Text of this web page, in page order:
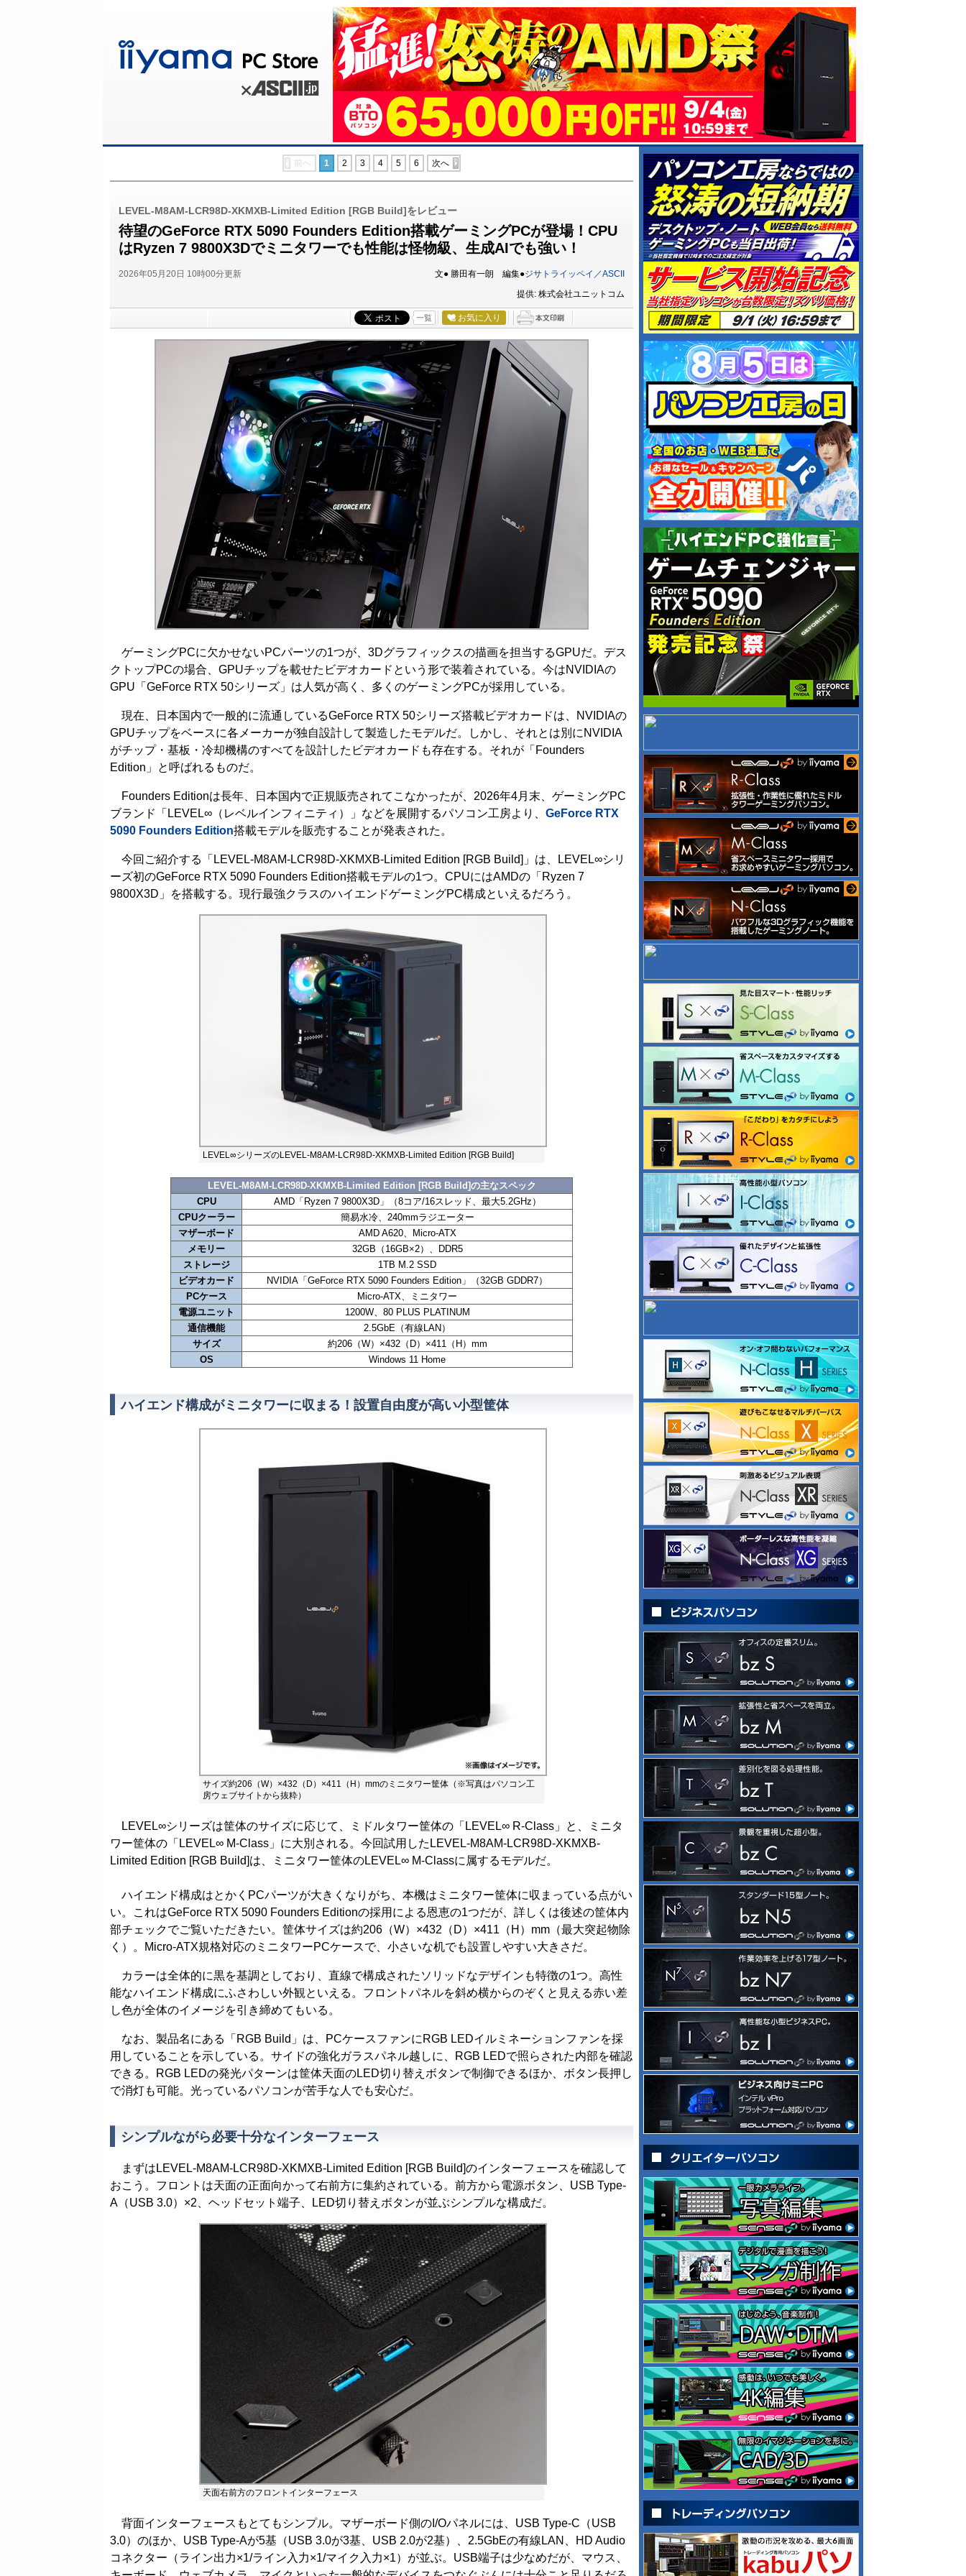
前へ 1 2 3 4 5 6 次へ
LEVEL-M8AM-LCR98D-XKMXB-Limited Edition [RGB Build]をレビュー
待望のGeForce RTX 5090 Founders Edition搭載ゲーミングPCが登場！CPU
はRyzen 7 9800X3Dでミニタワーでも性能は怪物級、生成AIでも強い！
2026年05月20日 10時00分更新 文● 勝田有一朗 編集●ジサトライッペイ／ASCII
提供: 株式会社ユニットコム
一覧 お気に入り
ゲーミングPCに欠かせないPCパーツの1つが、3Dグラフィックスの描画を担当するGPUだ。デス
クトップPCの場合、GPUチップを載せたビデオカードという形で装着されている。今はNVIDIAの
GPU「GeForce RTX 50シリーズ」は人気が高く、多くのゲーミングPCが採用している。
現在、日本国内で一般的に流通しているGeForce RTX 50シリーズ搭載ビデオカードは、NVIDIAの
GPUチップをベースに各メーカーが独自設計して製造したモデルだ。しかし、それとは別にNVIDIA
がチップ・基板・冷却機構のすべてを設計したビデオカードも存在する。それが「Founders
Edition」と呼ばれるものだ。
Founders Editionは長年、日本国内で正規販売されてこなかったが、2026年4月末、ゲーミングPC
ブランド「LEVEL∞（レベルインフィニティ）」などを展開するパソコン工房より、 GeForce RTX
5090 Founders Edition搭載モデルを販売することが発表された。
今回ご紹介する「LEVEL-M8AM-LCR98D-XKMXB-Limited Edition [RGB Build]」は、LEVEL∞シリ
ーズ初のGeForce RTX 5090 Founders Edition搭載モデルの1つ。CPUにはAMDの「Ryzen 7
9800X3D」を搭載する。現行最強クラスのハイエンドゲーミングPC構成といえるだろう。
LEVEL∞シリーズのLEVEL-M8AM-LCR98D-XKMXB-Limited Edition [RGB Build]
LEVEL-M8AM-LCR98D-XKMXB-Limited Edition [RGB Build]の主なスペック
CPU
AMD「Ryzen 7 9800X3D」（8コア/16スレッド、最大5.2GHz）
CPUクーラー
簡易水冷、240mmラジエーター
マザーボード
AMD A620、Micro-ATX
メモリー
32GB（16GB×2）、DDR5
ストレージ
1TB M.2 SSD
ビデオカード
NVIDIA「GeForce RTX 5090 Founders Edition」（32GB GDDR7）
PCケース
Micro-ATX、ミニタワー
電源ユニット
1200W、80 PLUS PLATINUM
通信機能
2.5GbE（有線LAN）
サイズ
約206（W）×432（D）×411（H）mm
OS
Windows 11 Home
ハイエンド構成がミニタワーに収まる！設置自由度が高い小型筐体
サイズ約206（W）×432（D）×411（H）mmのミニタワー筐体（※写真はパソコン工
房ウェブサイトから抜粋）
LEVEL∞シリーズは筐体のサイズに応じて、ミドルタワー筐体の「LEVEL∞ R-Class」と、ミニタ
ワー筐体の「LEVEL∞ M-Class」に大別される。今回試用したLEVEL-M8AM-LCR98D-XKMXB-
Limited Edition [RGB Build]は、ミニタワー筐体のLEVEL∞ M-Classに属するモデルだ。
ハイエンド構成はとかくPCパーツが大きくなりがち、本機はミニタワー筐体に収まっている点がい
い。これはGeForce RTX 5090 Founders Editionの採用による恩恵の1つだが、詳しくは後述の筐体内
部チェックでご覧いただきたい。筐体サイズは約206（W）×432（D）×411（H）mm（最大突起物除
く）。Micro-ATX規格対応のミニタワーPCケースで、小さいな机でも設置しやすい大きさだ。
カラーは全体的に黒を基調としており、直線で構成されたソリッドなデザインも特徴の1つ。高性
能なハイエンド構成にふさわしい外観といえる。フロントパネルを斜め横からのぞくと見える赤い差
し色が全体のイメージを引き締めてもいる。
なお、製品名にある「RGB Build」は、PCケースファンにRGB LEDイルミネーションファンを採
用していることを示している。サイドの強化ガラスパネル越しに、RGB LEDで照らされた内部を確認
できる。RGB LEDの発光パターンは筐体天面のLED切り替えボタンで制御できるほか、ボタン長押し
で消灯も可能。光っているパソコンが苦手な人でも安心だ。
シンプルながら必要十分なインターフェース
まずはLEVEL-M8AM-LCR98D-XKMXB-Limited Edition [RGB Build]のインターフェースを確認して
おこう。フロントは天面の正面向かって右前方に集約されている。前方から電源ボタン、USB Type-
A（USB 3.0）×2、ヘッドセット端子、LED切り替えボタンが並ぶシンプルな構成だ。
天面右前方のフロントインターフェース
背面インターフェースもとてもシンプル。マザーボード側のI/Oパネルには、USB Type-C（USB
3.0）のほか、USB Type-Aが5基（USB 3.0が3基、USB 2.0が2基）、2.5GbEの有線LAN、HD Audio
コネクター（ライン出力×1/ライン入力×1/マイク入力×1）が並ぶ。USB端子は少なめだが、マウス、